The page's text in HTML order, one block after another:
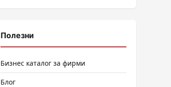
Полезни
Бизнес каталог за фирми
Блог